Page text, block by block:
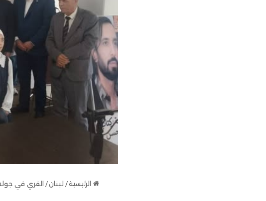
الرئيسية/ لبنان/ الفري في